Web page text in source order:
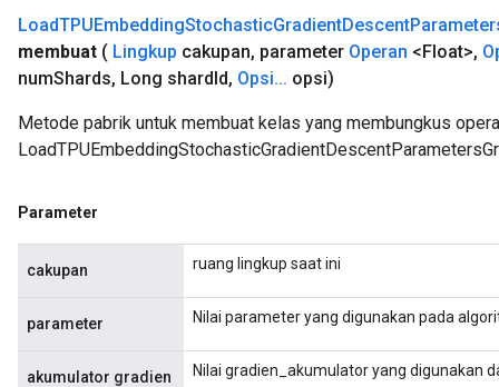
LoadTPUEmbeddingStochasticGradientDescent
membuat ( Lingkup cakupan, parameter Operan <Float>,
numShards, Long shardId, Opsi... opsi)
Metode pabrik untuk membuat kelas yang membungkus
Parameter
cakupan ruang lingkup saat ini
parameter Nilai parameter yang digunakan pada
akumulator gradien Nilai gradien_akumulator yang digunakan